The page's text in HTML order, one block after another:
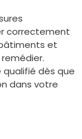
correctement
et
qualifié dès que
dans votre